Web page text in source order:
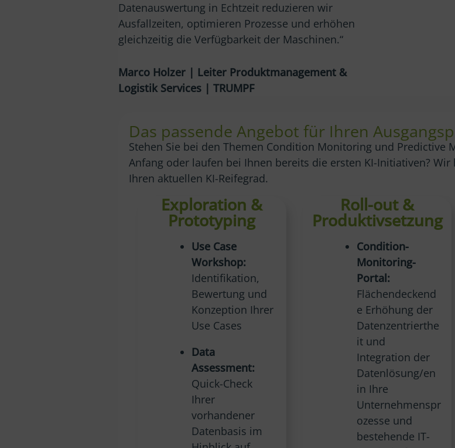
Datenauswertung in Echtzeit reduzieren wir
Ausfallzeiten, optimieren Prozesse und erhöhen
gleichzeitig die Verfügbarkeit der Maschinen.“
Marco Holzer | Leiter Produktmanagement &
Logistik Services | TRUMPF
Das passende Angebot für Ihren
Stehen Sie bei den Themen Condition Monitoring und Predictive
Anfang oder laufen bei Ihnen bereits die ersten KI-Initiativen?
Ihren aktuellen KI-Reifegrad.
Exploration &
Prototyping
Use Case
Workshop:
Identifikation,
Bewertung und
Konzeption Ihrer
Use Cases
Data
Assessment:
Quick-Check
Ihrer
vorhandener
Datenbasis im
Roll-out &
Produktivsetzung
Condition-
Monitoring-
Portal:
Flächendeckend
e Erhöhung der
Datenzentrierthe
it und
Integration der
Datenlösung/en
in Ihre
Unternehmenspr
ozesse und
bestehende IT-